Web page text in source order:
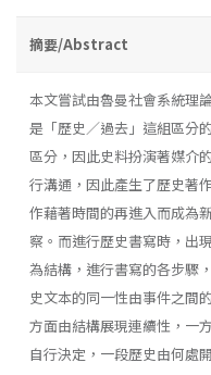
摘要/Abstract
本文嘗試由魯曼社會系統理
是「歷史／過去」這組區分
區分，因此史料扮演著媒介
行溝通，因此產生了歷史著
作藉著時間的再進入而成為
察。而進行歷史書寫時，出
為結構，進行書寫的各步驟
史文本的同一性由事件之間
方面由結構展現連續性，一
自行決定，一段歷史由何處